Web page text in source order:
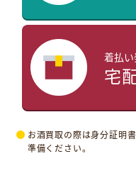
着払
宅
お酒買取の際は身分証明
準備ください。